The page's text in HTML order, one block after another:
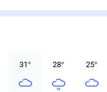
31° 28° 25°